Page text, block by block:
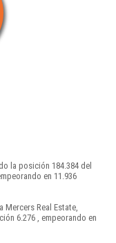
la posición 184.384 del
en 11.936
Mercers Real Estate,
6.276 , empeorando en